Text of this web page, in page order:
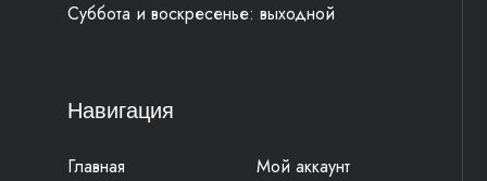
Суббота и воскресенье: выходной
Навигация
Главная Мой аккаунт